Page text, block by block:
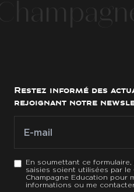
Restez informé des
rejoignant notre
En soumettant ce
saisies soient utilisées par le
Champagne Education pour
informations ou me